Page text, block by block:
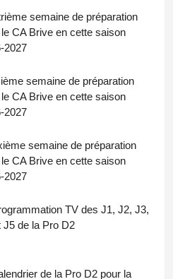
semaine de préparation
CA Brive en cette saison
2027
semaine de préparation
CA Brive en cette saison
2027
semaine de préparation
CA Brive en cette saison
2027
TV des J1, J2, J3,
J5 de la Pro D2
de la Pro D2 pour la